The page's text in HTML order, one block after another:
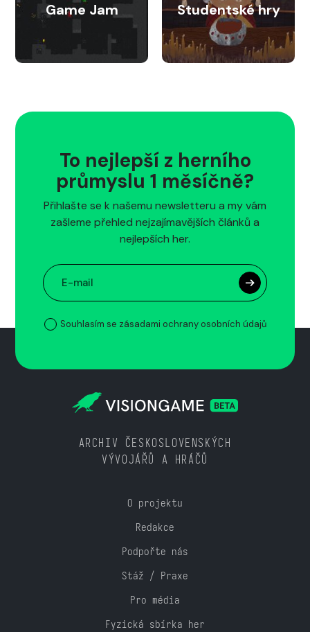
Game Jam Studentské hry
To nejlepší z herního
průmyslu 1 měsíčně?
Přihlašte se k našemu newsletteru a my vám
zašleme přehled nejzajímavějších článků a
nejlepších her.
Souhlasím se zásadami ochrany osobních údajů
ARCHIV ČESKOSLOVENSKÝCH
VÝVOJÁŘŮ A HRÁČŮ
O projektu
Redakce
Podpořte nás
Stáž / Praxe
Pro média
Fyzická sbírka her